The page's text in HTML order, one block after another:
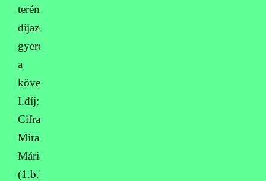
terén
díjazott
gyerekek
a
következők:
I.díj:
Cifra
Mira
Mária
(1.b.),